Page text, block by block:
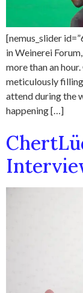
[nemus_slider
in Weinerei
more than an
meticulously
attend during the
happening […]